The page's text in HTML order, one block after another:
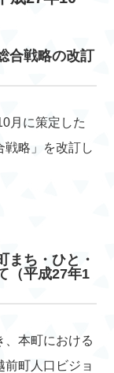
合戦略の改訂
月に策定した
戦略」を改訂し
まち・ひと・
（平成27年1
、本町における
前町人口ビジョ